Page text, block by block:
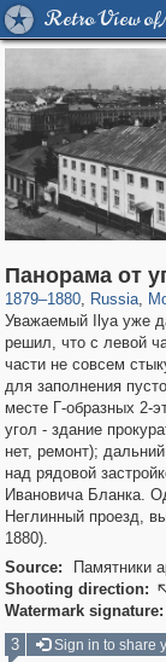
Retro View
Панорама от
1879–1880, Russia,
319,780
Уважаемый Ilya уже
решил, что с левой
части не совсем
для заполнения
месте Г-образных 2-
угол - здание
нет, ремонт);
над рядовой
Ивановича Бланка.
Неглинный проезд,
1880).
Source:
Памятники
Shooting direction:
Watermark signature:
3
Sign in to share